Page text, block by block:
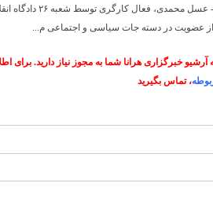
عضویت در دسته جات سیاسی و اجتماعی م...
خبرگزاری هرانا شما به مجوز نیاز دارید. برای
، تماس بگیرید